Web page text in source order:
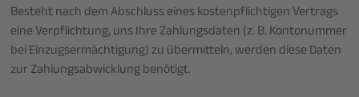
Besteht nach dem Abschluss eines kostenpflichtigen Vertrags
eine Verpflichtung, uns Ihre Zahlungsdaten (z. B. Kontonummer
bei Einzugsermächtigung) zu übermitteln, werden diese Daten
zur Zahlungsabwicklung benötigt.